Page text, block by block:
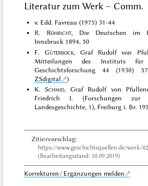
Literatur zum Werk – Comm.
v. Edd. Favreau (1975) 31-44
R. Röhricht, Die Deutschen im
Innsbruck 1894, 50
F. Güterbock, Graf Rudolf von
Mitteilungen des Instituts für
Geschichtsforschung 44 (1930)
ZSdigital
)
K.Schmid, Graf Rudolf von
Friedrich I. (Forschungen zur
Landesgeschichte, 1), Freiburg i. Br.
Zitiervorschlag:
https://www.geschichtsquellen.de/werk/
(Bearbeitungsstand: 10.09.2019)
Korrekturen / Ergänzungen melden